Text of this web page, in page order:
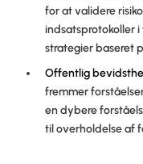
for at validere
indsatsprotokoller
strategier baseret
Offentlig
fremmer
en dybere
til overholdelse af